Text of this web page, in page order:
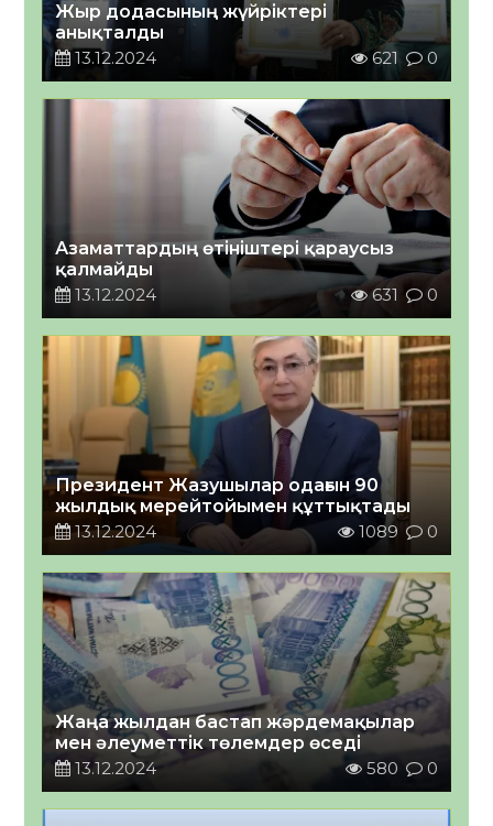
Жыр додасының жүйріктері
анықталды
13.12.2024
621 0
Азаматтардың өтініштері қараусыз
қалмайды
13.12.2024
631 0
Президент Жазушылар одағын 90
жылдық мерейтойымен құттықтады
13.12.2024
1089 0
Жаңа жылдан бастап жәрдемақылар
мен әлеуметтік төлемдер өседі
13.12.2024
580 0